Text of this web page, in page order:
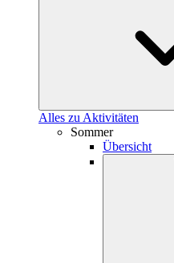
Alles zu Aktivitäten
Sommer
Übersicht